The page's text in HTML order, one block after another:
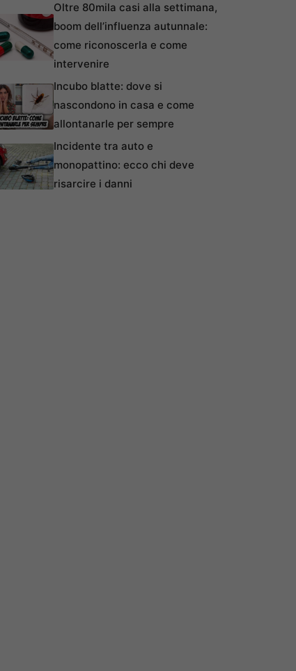
Oltre 80mila casi alla settimana,
boom dell’influenza autunnale:
come riconoscerla e come
intervenire
Incubo blatte: dove si
nascondono in casa e come
allontanarle per sempre
Incidente tra auto e
monopattino: ecco chi deve
risarcire i danni